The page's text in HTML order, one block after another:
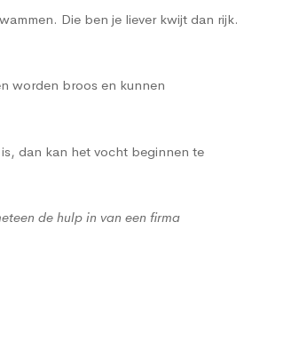
Die ben je liever kwijt dan rijk.
worden broos en kunnen
dan kan het vocht beginnen te
de hulp in van een firma